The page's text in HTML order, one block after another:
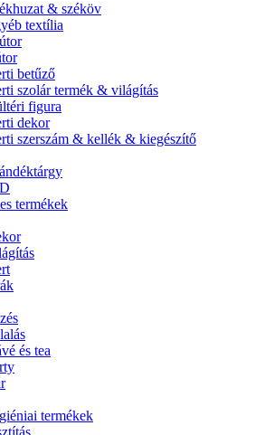
& széköv
textília
betűző
szolár termék & világítás
figura
dekor
szerszám & kellék & kiegészítő
termékek
és tea
termékek